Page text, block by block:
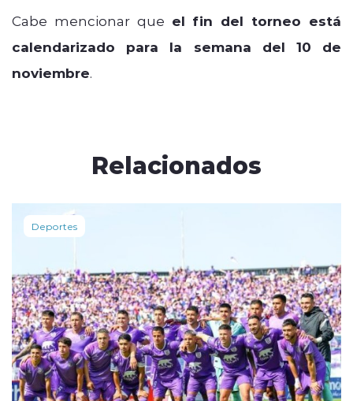
Cabe mencionar que el fin del torneo está
calendarizado para la semana del 10 de
noviembre.
Relacionados
Deportes